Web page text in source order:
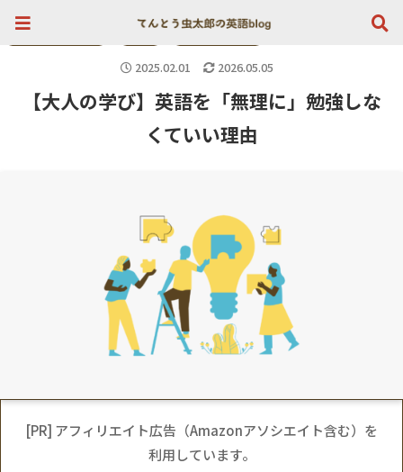
【大人の学び】英語を「無理に」勉強しな
くていい理由
2025.02.01 2026.05.05
[PR] アフィリエイト広告（Amazonアソシエイト含む）を
利用しています。